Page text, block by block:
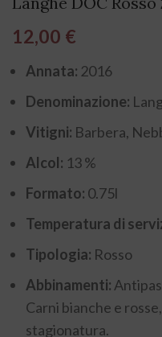
12,00 €
Annata: 2016
Denominazione:
Vitigni: Barbera,
Alcol: 13 %
Formato: 0.75l
Temperatura di
Tipologia: Rosso
Abbinamenti:
Carni bianche e
stagionatura.